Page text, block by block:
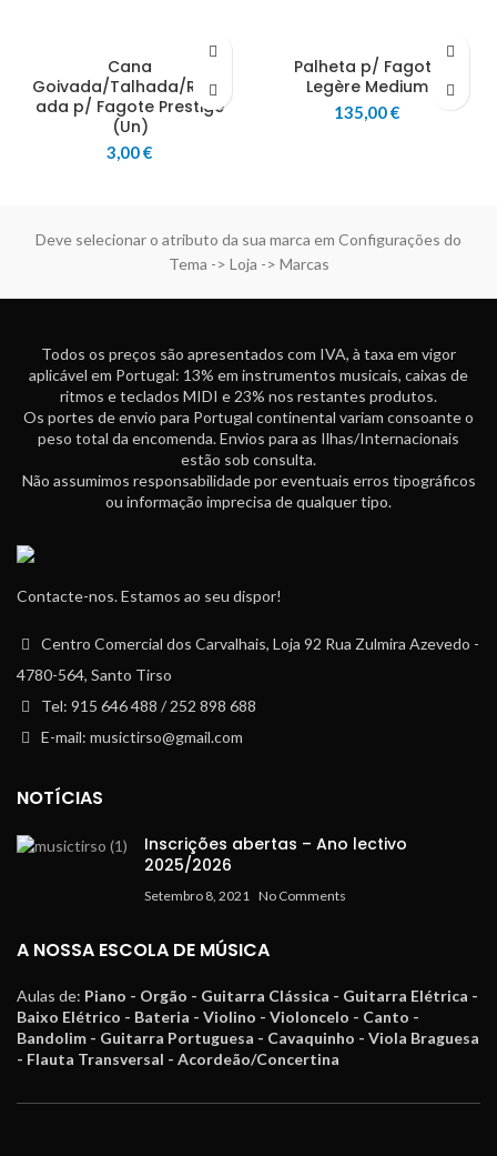
Cana
Goivada/Talhada/Rasp
ada p/ Fagote Prestige
(Un)
3,00€
Palheta p/ Fagote
Legère Medium
135,00€
Deve selecionar o atributo da sua marca em Configurações do
Tema -> Loja -> Marcas
Todos os preços são apresentados com IVA, à taxa em vigor
aplicável em Portugal: 13% em instrumentos musicais, caixas de
ritmos e teclados MIDI e 23% nos restantes produtos.
Os portes de envio para Portugal continental variam consoante o
peso total da encomenda. Envios para as Ilhas/Internacionais
estão sob consulta.
Não assumimos responsabilidade por eventuais erros tipográficos
ou informação imprecisa de qualquer tipo.
Contacte-nos. Estamos ao seu dispor!
Centro Comercial dos Carvalhais, Loja 92 Rua Zulmira Azevedo -
4780-564, Santo Tirso
Tel: 915 646 488 / 252 898 688
E-mail: musictirso@gmail.com
NOTÍCIAS
Inscrições abertas – Ano lectivo
2025/2026
Setembro 8, 2021 No Comments
A NOSSA ESCOLA DE MÚSICA
Aulas de: Piano - Orgão - Guitarra Clássica - Guitarra Elétrica -
Baixo Elétrico - Bateria - Violino - Violoncelo - Canto -
Bandolim - Guitarra Portuguesa - Cavaquinho - Viola Braguesa
- Flauta Transversal - Acordeão/Concertina